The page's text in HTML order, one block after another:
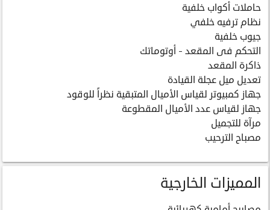
حاملات أكواب خلفية
نظام ترفيه خلفي
جيوب خلفية
التحكم فى المقعد - أوتوماتك
ذاكرة المقعد
تعديل ميل عجلة القيادة
جهاز كمبيوتر لقياس الأميال المتبقية نظراً للوقود
جهاز لقياس عدد الأميال المقطوعة
مرآة للتجميل
مصباح الترحيب
المميزات الخارجية